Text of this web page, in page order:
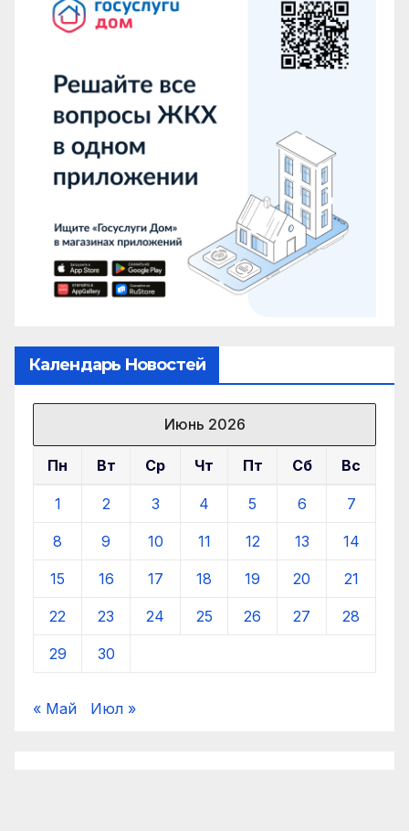
Календарь Новостей
Июнь 2026
Пн Вт Ср Чт Пт Сб Вс
1 2 3 4 5 6 7
8 9 10 11 12 13 14
15 16 17 18 19 20 21
22 23 24 25 26 27 28
29 30
« Май Июл »